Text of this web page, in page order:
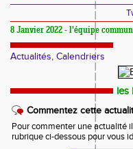
8 Janvier 2022 - l'équipe
Actualités, Calendriers
les
Commentez cette
Pour commenter une actualité
rubrique ci-dessous pour vous